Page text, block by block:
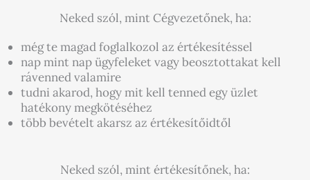
Neked szól, mint Cégvezetőnek, ha:
még te magad foglalkozol az értékesítéssel
nap mint nap ügyfeleket vagy beosztottakat kell
rávenned valamire
tudni akarod, hogy mit kell tenned egy üzlet
hatékony megkötéséhez
több bevételt akarsz az értékesítőidtől
Neked szól, mint értékesítőnek, ha: